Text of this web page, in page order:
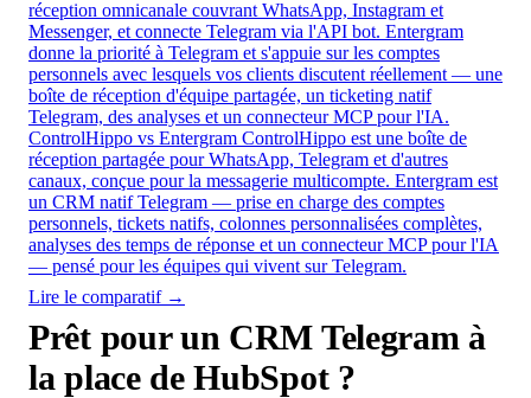
réception omnicanale couvrant WhatsApp, Instagram et
Messenger, et connecte Telegram via l'API bot. Entergram
donne la priorité à Telegram et s'appuie sur les comptes
personnels avec lesquels vos clients discutent réellement — une
boîte de réception d'équipe partagée, un ticketing natif
Telegram, des analyses et un connecteur MCP pour l'IA.
ControlHippo vs Entergram ControlHippo est une boîte de
réception partagée pour WhatsApp, Telegram et d'autres
canaux, conçue pour la messagerie multicompte. Entergram est
un CRM natif Telegram — prise en charge des comptes
personnels, tickets natifs, colonnes personnalisées complètes,
analyses des temps de réponse et un connecteur MCP pour l'IA
— pensé pour les équipes qui vivent sur Telegram.
Lire le comparatif →
Prêt pour un CRM Telegram à
la place de HubSpot ?